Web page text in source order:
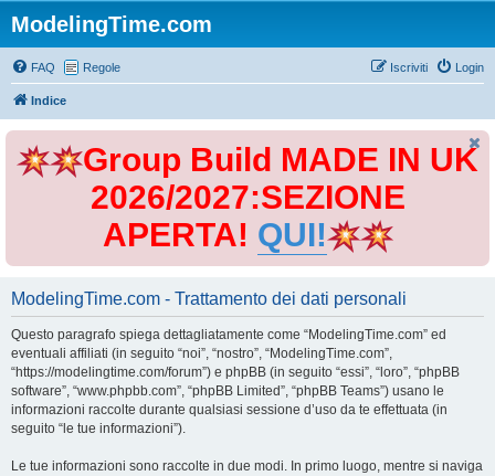
ModelingTime.com
FAQ Regole Login
Iscriviti
Indice
Group Build MADE IN UK
2026/2027:SEZIONE
APERTA! QUI!
ModelingTime.com - Trattamento dei dati personali
Questo paragrafo spiega dettagliatamente come “ModelingTime.com” ed
eventuali affiliati (in seguito “noi”, “nostro”, “ModelingTime.com”,
“https://modelingtime.com/forum”) e phpBB (in seguito “essi”, “loro”, “phpBB
software”, “www.phpbb.com”, “phpBB Limited”, “phpBB Teams”) usano le
informazioni raccolte durante qualsiasi sessione d’uso da te effettuata (in
seguito “le tue informazioni”).
Le tue informazioni sono raccolte in due modi. In primo luogo, mentre si naviga